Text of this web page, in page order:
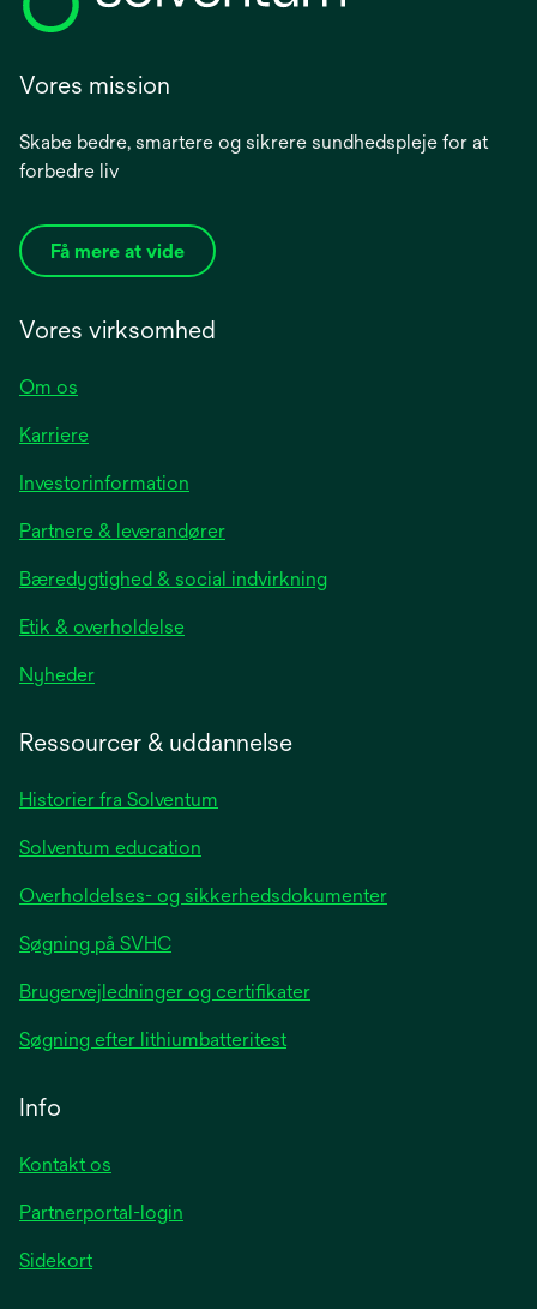
Vores mission
Skabe bedre, smartere og sikrere sundhedspleje for at
forbedre liv
Få mere at vide
Vores virksomhed
Om os
Karriere
Investorinformation
a
new
Partnere & leverandører
Bæredygtighed & social indvirkning
Etik & overholdelse
Nyhederopens
tab
Ressourcer & uddannelse
Historier fra Solventum
Solventum education
Overholdelses- og sikkerhedsdokumenter
Søgning på SVHC
Brugervejledninger og certifikater
Søgning efter lithiumbatteritest
Info
Kontakt os
Partnerportal-login
Sidekort